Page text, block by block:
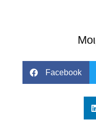
Facebook